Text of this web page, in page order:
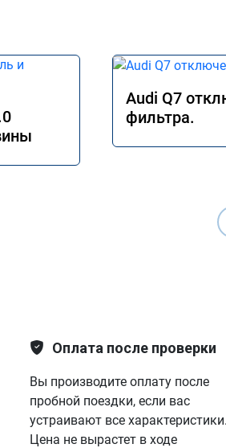
Audi Q7
фильтра.
Оплата после проверки
Вы производите оплату после
пробной поездки, если вас
устраивают все характеристики.
Цена не вырастет в ходе